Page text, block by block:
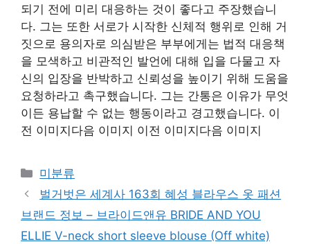
되기 전에 미리 대응하는 것이 좋다고 주장했습니
다. 그는 또한 서로가 시작한 신체적 행위로 인해 거
짓으로 용의자로 의심받은 부부에게는 법적 대응책
을 모색하고 비관적인 발언에 대해 입을 다물고 자
신의 입장을 반박하고 신뢰성을 높이기 위해 도움을
요청하라고 촉구했습니다. 그는 간통은 이유가 무엇
이든 용납할 수 없는 행동이라고 경고했습니다. 이
전 이미지다음 이미지 이전 이미지다음 이미지
Categories
미분류
벌거벗은 세계사 163회 혜성 블라우스 옷 패션
브랜드 정보 – 브라이드앤유 BRIDE AND YOU
ELLIE V-neck short sleeve blouse (Off white)